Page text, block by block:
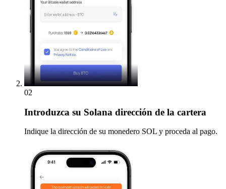
02
Introduzca su Solana dirección de la cartera
Indique la dirección de su monedero SOL y proceda al pago.